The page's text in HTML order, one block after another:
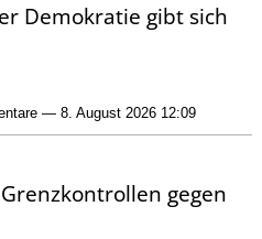
Demokratie gibt sich
— 8. August 2026 12:09
gegen